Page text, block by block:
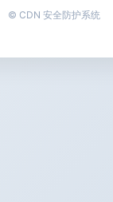
© CDN 安全防护系统